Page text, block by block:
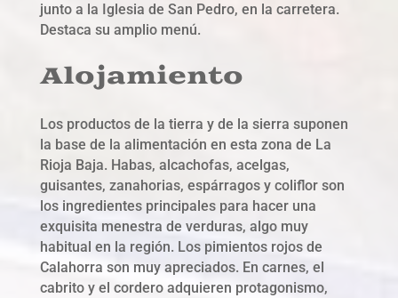
junto a la Iglesia de San Pedro, en la carretera.
Destaca su amplio menú.
Alojamiento
Los productos de la tierra y de la sierra suponen
la base de la alimentación en esta zona de La
Rioja Baja. Habas, alcachofas, acelgas,
guisantes, zanahorias, espárragos y coliflor son
los ingredientes principales para hacer una
exquisita menestra de verduras, algo muy
habitual en la región. Los pimientos rojos de
Calahorra son muy apreciados. En carnes, el
cabrito y el cordero adquieren protagonismo,